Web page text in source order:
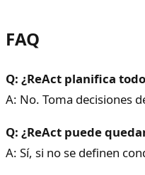
FAQ
Q: ¿ReAct planifica
A: No. Toma decisiones
Q: ¿ReAct puede
A: Sí, si no se definen